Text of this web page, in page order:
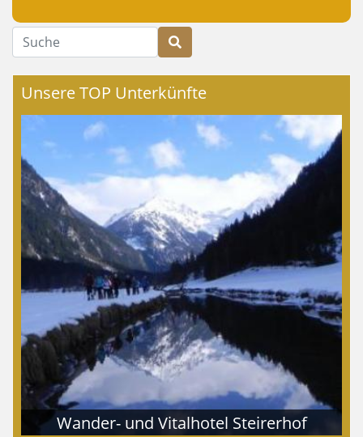
Suche
Unsere TOP Unterkünfte
Wander- und Vitalhotel Steirerhof